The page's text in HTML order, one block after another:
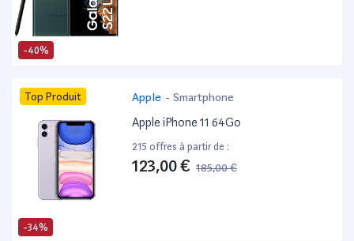
-40%
-34%
Top Produit Apple - Smartphone
Apple iPhone 11 64Go
215 offres à partir de :
123,00 € 185,00 €